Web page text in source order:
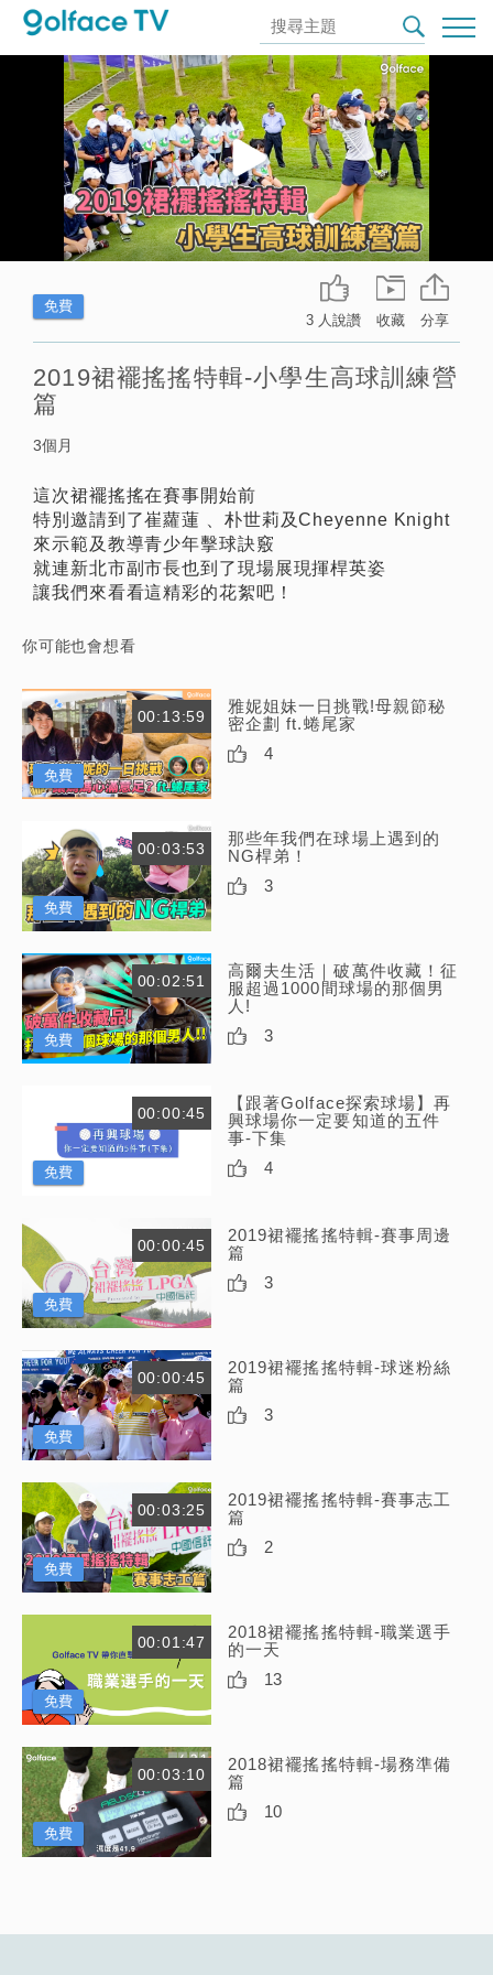
免費
3 人說讚
收藏 分享
2019裙襬搖搖特輯-小學生高球訓練營
篇
3個月
這次裙襬搖搖在賽事開始前
特別邀請到了崔蘿蓮 、朴世莉及Cheyenne Knight
來示範及教導青少年擊球訣竅
就連新北市副市長也到了現場展現揮桿英姿
讓我們來看看這精彩的花絮吧！
你可能也會想看
00:13:59
免費
雅妮姐妹一日挑戰!母親節秘
密企劃 ft.蜷尾家
4
00:03:53
免費
那些年我們在球場上遇到的
NG桿弟！
3
00:02:51
免費
高爾夫生活｜破萬件收藏！征
服超過1000間球場的那個男
人!
3
00:00:45
免費
【跟著Golface探索球場】再
興球場你一定要知道的五件
事-下集
4
00:00:45
免費
2019裙襬搖搖特輯-賽事周邊
篇
3
00:00:45
免費
2019裙襬搖搖特輯-球迷粉絲
篇
3
00:03:25
免費
2019裙襬搖搖特輯-賽事志工
篇
2
00:01:47
免費
2018裙襬搖搖特輯-職業選手
的一天
13
00:03:10
免費
2018裙襬搖搖特輯-場務準備
篇
10